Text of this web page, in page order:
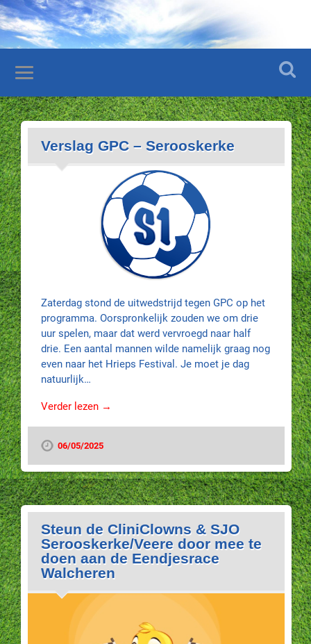
Verslag GPC – Serooskerke
Zaterdag stond de uitwedstrijd tegen GPC op het
programma. Oorspronkelijk zouden we om drie
uur spelen, maar dat werd vervroegd naar half
drie. Een aantal mannen wilde namelijk graag nog
even naar het Hrieps Festival. Je moet je dag
natuurlijk…
Verder lezen →
06/05/2025
Steun de CliniClowns & SJO
Serooskerke/Veere door mee te
doen aan de Eendjesrace
Walcheren